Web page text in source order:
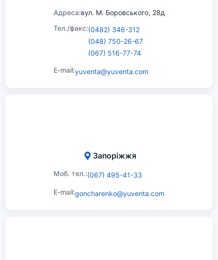
Адреса:вул. М. Боровського, 28д
Тел./факс:(0482) 346-312
(048) 750-26-67
(067) 516-77-74
E-mail:yuventa@yuventa.com
Запоріжжя
Моб. тел.:(067) 495-41-33
E-mail:goncharenko@yuventa.com